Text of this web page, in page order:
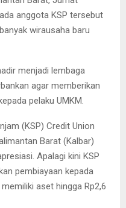
anggota KSP tersebut
wirausaha baru
menjadi lembaga
agar memberikan
pelaku UMKM.
(KSP) Credit Union
Barat (Kalbar)
Apalagi kini KSP
pembiayaan kepada
aset hingga Rp2,6